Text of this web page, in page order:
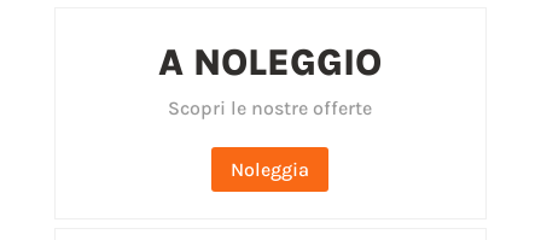
A NOLEGGIO
Scopri le nostre offerte
Noleggia